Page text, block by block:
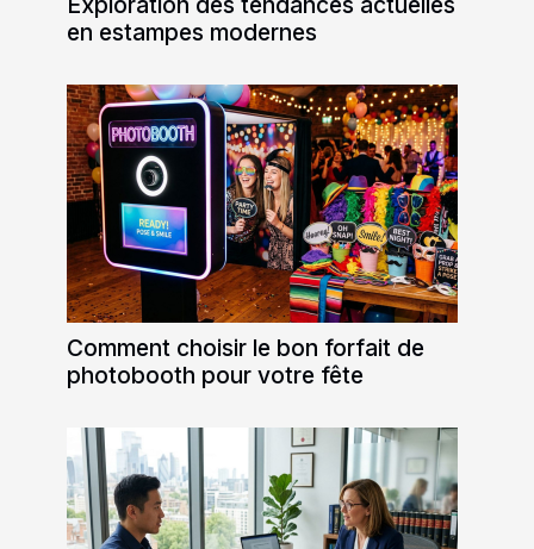
en estampes modernes
Comment choisir le bon forfait de
photobooth pour votre fête